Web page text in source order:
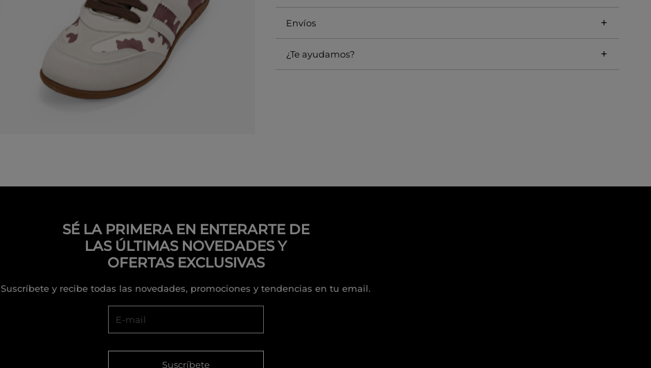
Envíos +
¿Te ayudamos? +
SÉ LA PRIMERA EN ENTERARTE DE
LAS ÚLTIMAS NOVEDADES Y
OFERTAS EXCLUSIVAS
Suscríbete y recibe todas las novedades, promociones y tendencias en tu email.
Suscríbete